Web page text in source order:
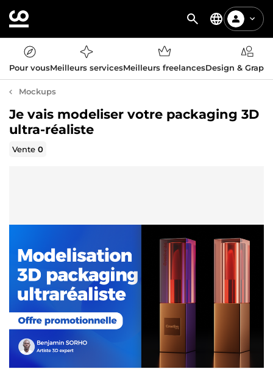
Pour vousMeilleurs servicesMeilleurs freelancesDesign &
Mockups
Je vais modeliser votre packaging 3D
ultra-réaliste
Vente0